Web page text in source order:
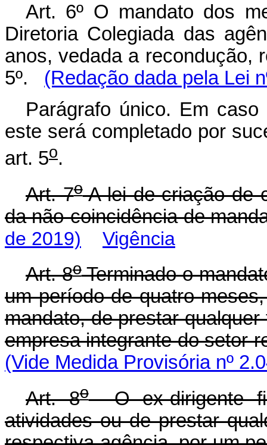
Art. 6º O mandato dos
Diretoria Colegiada das
anos, vedada a recondução,
5º. (Redação dada pela Lei
Parágrafo único. Em
este será completado por
art. 5o.
Art. 7oA lei de criação de
da não-coincidência de
de 2019)
Vigência
Art. 8oTerminado o
um período de quatro
mandato, de prestar
empresa integrante do setor
(Vide Medida Provisória nº
Art. 8oO ex-dirigente
atividades ou de prestar